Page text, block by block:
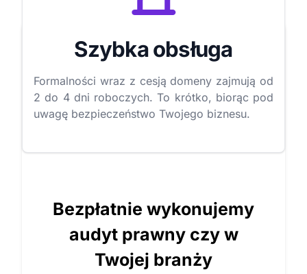
Szybka obsługa
Formalności wraz z cesją domeny zajmują od
2 do 4 dni roboczych. To krótko, biorąc pod
uwagę bezpieczeństwo Twojego biznesu.
Bezpłatnie wykonujemy
audyt prawny czy w
Twojej branży